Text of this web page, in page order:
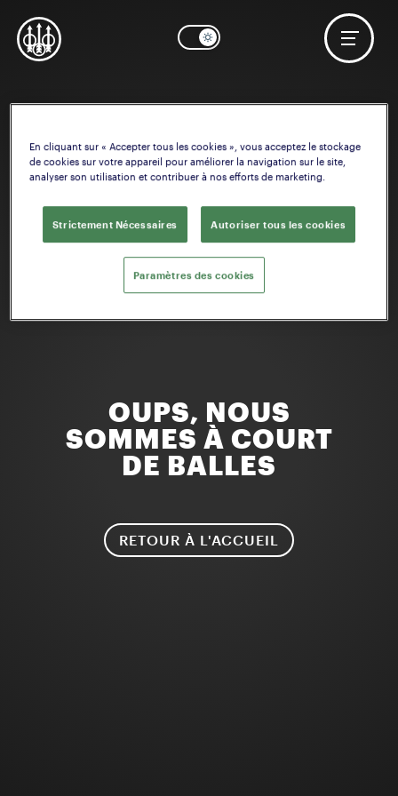
OUPS, NOUS
SOMMES À COURT
DE BALLES
RETOUR À L'ACCUEIL
En cliquant sur « Accepter tous les cookies », vous acceptez le stockage
de cookies sur votre appareil pour améliorer la navigation sur le site,
analyser son utilisation et contribuer à nos efforts de marketing.
Strictement Nécessaires Autoriser tous les cookies
Paramètres des cookies